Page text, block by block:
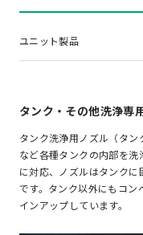
ユニット製品
タンク・その他洗浄専
タンク洗浄用ノズル（タ
など各種タンクの内部を洗
に対応、ノズルはタンク
です。タンク以外にもコン
インアップしています。